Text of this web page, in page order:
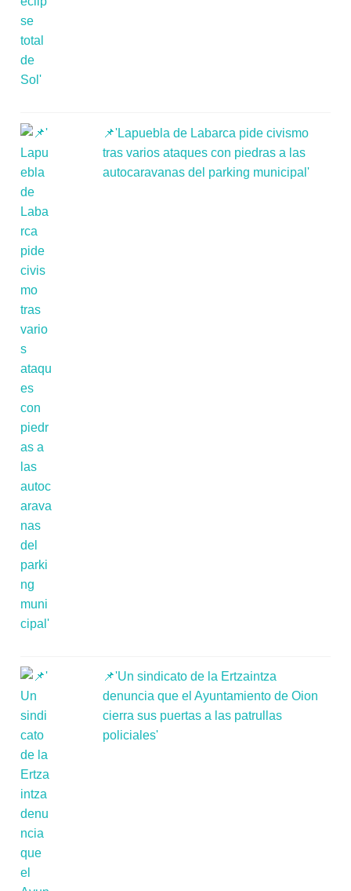
📌'Lapuebla de Labarca pide civismo
tras varios ataques con piedras a las
autocaravanas del parking municipal'
📌'Un sindicato de la Ertzaintza
denuncia que el Ayuntamiento de Oion
cierra sus puertas a las patrullas
policiales'